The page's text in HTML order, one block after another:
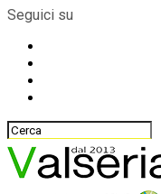
Seguici su